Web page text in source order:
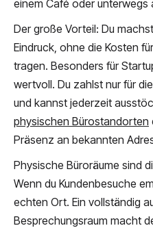
einem Café oder unterwegs
Der große Vorteil: Du
Eindruck, ohne die Kosten
tragen. Besonders für
wertvoll. Du zahlst nur für
und kannst jederzeit
physischen Bürostandorten
Präsenz an bekannten
Physische Büroräume sind
Wenn du Kundenbesuche
echten Ort. Ein vollständig
Besprechungsraum macht